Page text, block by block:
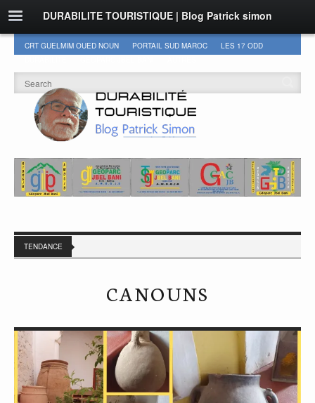
DURABILITE TOURISTIQUE | Blog Patrick simon
CRT GUELMIM OUED NOUN PORTAIL SUD MAROC
LES 17 ODD
TENDANCE
CANOUNS